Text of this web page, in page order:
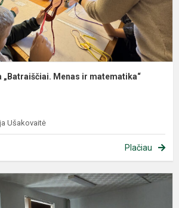
„Batraiščiai. Menas ir matematika“
Ušakovaitė
Plačiau